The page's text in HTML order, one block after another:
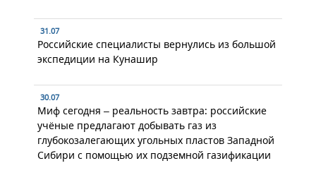
31.07
Российские специалисты вернулись из большой
экспедиции на Кунашир
30.07
Миф сегодня – реальность завтра: российские
учёные предлагают добывать газ из
глубокозалегающих угольных пластов Западной
Сибири с помощью их подземной газификации